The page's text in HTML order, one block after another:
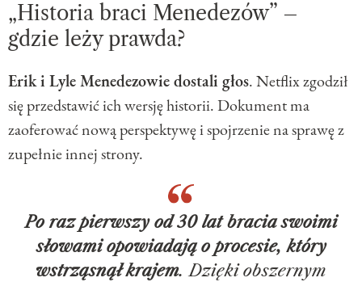
„Historia braci Menedezów” –
gdzie leży prawda?
Erik i Lyle Menedezowie dostali głos. Netflix zgodził
się przedstawić ich wersję historii. Dokument ma
zaoferować nową perspektywę i spojrzenie na sprawę z
zupełnie innej strony.
Po raz pierwszy od 30 lat bracia swoimi
słowami opowiadają o procesie, który
wstrząsnął krajem. Dzięki obszernym